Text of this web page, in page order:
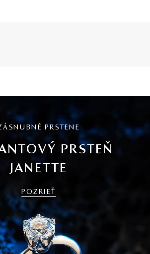
PRSTENE
PRSTEŇ
JANETTE
POZRIEŤ